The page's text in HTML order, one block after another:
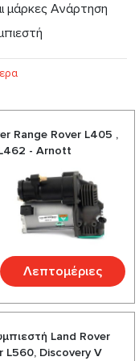
μάρκες Ανάρτηση
συμπιεστή
του
Range Rover L405 ,
- Arnott
Λεπτομέριες
Land Rover
L560, Discovery V